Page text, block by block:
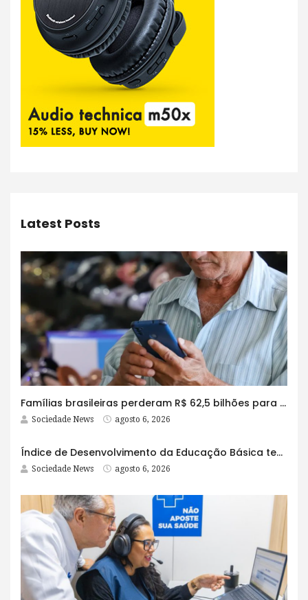
Latest Posts
Famílias brasileiras perderam R$ 62,5 bilhões para bets em 2025
Sociedade News agosto 6, 2026
Índice de Desenvolvimento da Educação Básica tem elevação em todas as etapas
Sociedade News agosto 6, 2026